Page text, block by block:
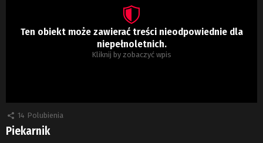
Ten obiekt może zawierać treści nieodpowiednie dla
niepełnoletnich.
Kliknij by zobaczyć wpis
14 Polubienia
Piekarnik